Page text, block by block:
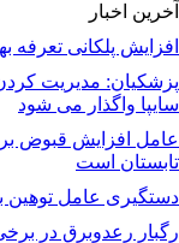
آخرین اخبار
افزایش پلکانی
پزشکیان: مدیریت
سایپا واگذار می شود
عامل افزایش قبوض
تابستان است
دستگیری عامل توهین
رگبار رعدوبرق در